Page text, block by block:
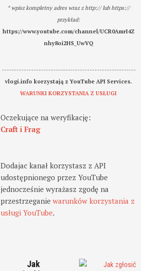
* wpisz kompletny adres wraz z http:// lub https://
przykład:
https://www.youtube.com/channel/UCR0AmrI4Z
nhy8oi2HS_UwVQ
-------------------------------------------------------
vlogi.info korzystają z YouTube API Services.
WARUNKI KORZYSTANIA Z USŁUGI
Oczekujące na weryfikację:
Craft i Frag
Dodajac kanał korzystasz z API
udostępnionego przez YouTube
jednocześnie wyrażasz zgodę na
przestrzeganiewarunków korzystania z
usługi YouTube.
Jak